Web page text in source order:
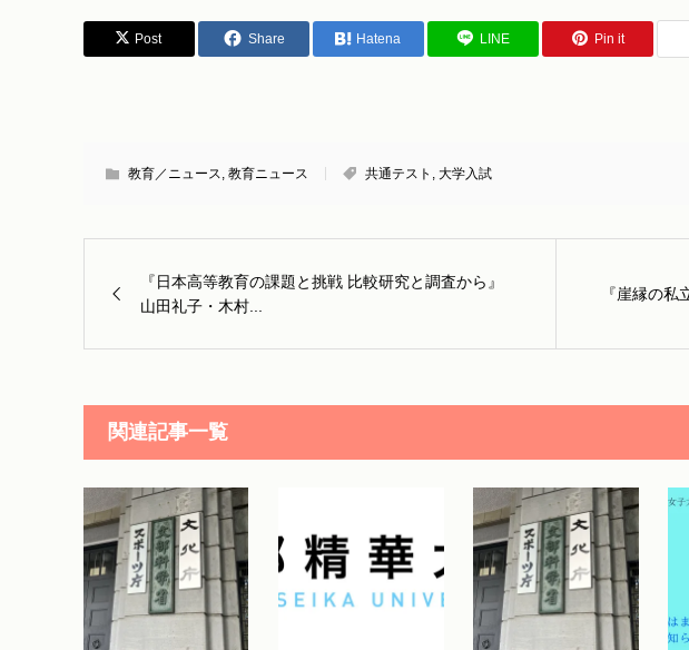
Post Share Hatena LINE Pin it
教育／ニュース, 教育ニュース 共通テスト , 大学入試
『日本高等教育の課題と挑戦 比較研究と調査から』
山田礼子・木村...
『崖縁の
関連記事一覧